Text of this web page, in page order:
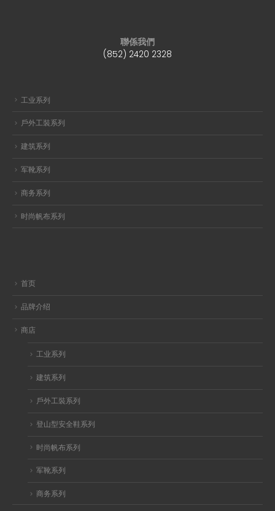
聯係我們
(852) 2420 2328
工业系列
戶外工裝系列
建筑系列
军靴系列
商务系列
时尚帆布系列
首页
品牌介绍
商店
工业系列
建筑系列
戶外工裝系列
登山型安全鞋系列
时尚帆布系列
军靴系列
商务系列